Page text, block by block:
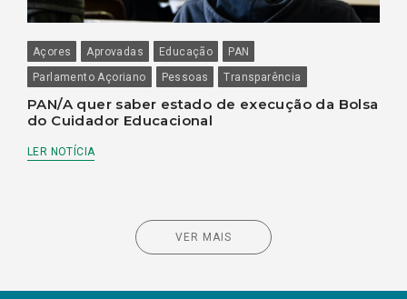
Açores Aprovadas Educação
PAN
Parlamento Açoriano
Pessoas Transparência
PAN/A quer saber estado de execução da Bolsa
do Cuidador Educacional
LER NOTÍCIA
VER MAIS